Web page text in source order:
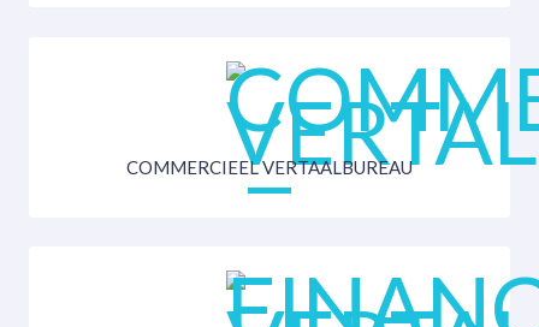
COMMERCIEEL VERTAALBUREAU